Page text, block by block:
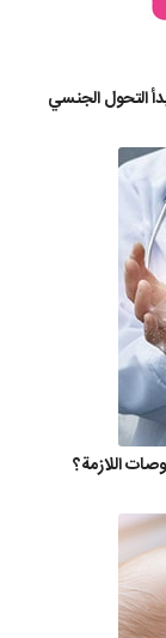
التحول الجنسي
اللازمة؟